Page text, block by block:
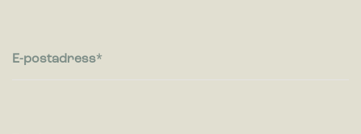
E-postadress